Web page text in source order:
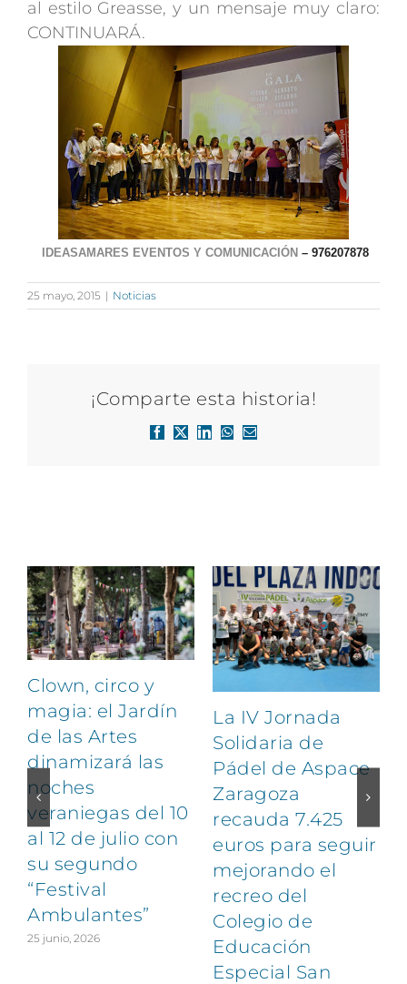
al estilo Greasse, y un mensaje muy claro:
CONTINUARÁ.
IDEASAMARES EVENTOS Y COMUNICACIÓN – 976207878
25 mayo, 2015 | Noticias
¡Comparte esta historia!
Facebook
X LinkedInWhatsApp
Correo
Clown, circo y
magia: el Jardín
de las Artes
dinamizará las
noches
veraniegas del 10
al 12 de julio con
su segundo
“Festival
Ambulantes”
25 junio, 2026
La IV Jornada
Solidaria de
Pádel de Aspace
Zaragoza
recauda 7.425
euros para seguir
mejorando el
recreo del
Colegio de
Educación
Especial San